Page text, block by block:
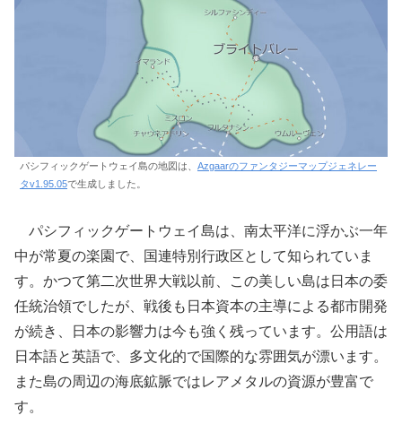
パシフィックゲートウェイ島の地図は、 Azgaarのファンタジーマップジェネレー
タv1.95.05で生成しました。
パシフィックゲートウェイ島は、南太平洋に浮かぶ一年
中が常夏の楽園で、国連特別行政区として知られていま
す。かつて第二次世界大戦以前、この美しい島は日本の委
任統治領でしたが、戦後も日本資本の主導による都市開発
が続き、日本の影響力は今も強く残っています。公用語は
日本語と英語で、多文化的で国際的な雰囲気が漂います。
また島の周辺の海底鉱脈ではレアメタルの資源が豊富で
す。